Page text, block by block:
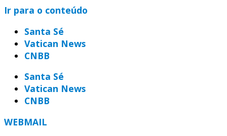
Ir para o conteúdo
Santa Sé
Vatican News
CNBB
Santa Sé
Vatican News
CNBB
WEBMAIL